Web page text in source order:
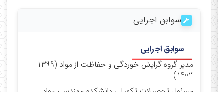
B. Sc. of Materials Engineering –
Industrial Metallurgy.
Awards
سوابق اجرایی
سوابق اجرایی
مدیر گروه گرایش خوردگی و حفاظت از مواد (1399 -
1403)